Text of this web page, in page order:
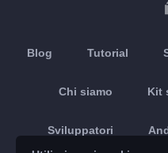
Blog Tutorial
Chi siamo Kit
Sviluppatori